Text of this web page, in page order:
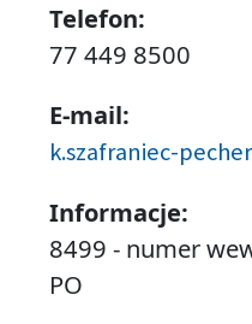
Telefon:
77 449 8500
E-mail:
k.szafraniec-
Informacje:
8499 - numer
PO